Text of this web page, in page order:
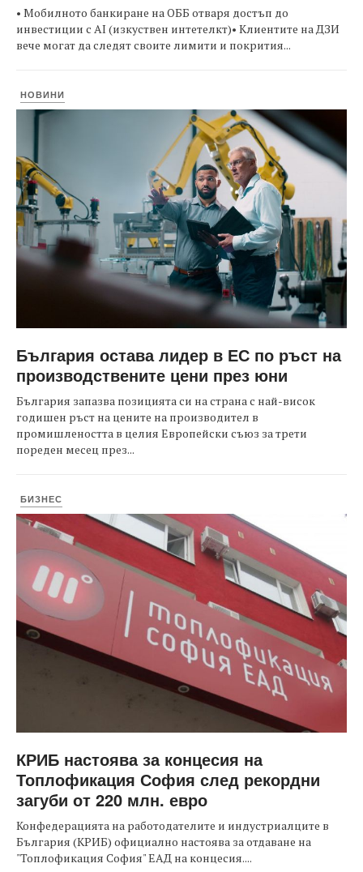
• Мобилното банкиране на ОББ отваря достъп до
инвестиции с AI (изкуствен интетелкт)• Клиентите на ДЗИ
вече могат да следят своите лимити и покрития...
НОВИНИ
България остава лидер в ЕС по ръст на
производствените цени през юни
България запазва позицията си на страна с най-висок
годишен ръст на цените на производител в
промишлеността в целия Европейски съюз за трети
пореден месец през...
БИЗНЕС
КРИБ настоява за концесия на
Топлофикация София след рекордни
загуби от 220 млн. евро
Конфедерацията на работодателите и индустриалците в
България (КРИБ) официално настоява за отдаване на
"Топлофикация София" ЕАД на концесия....